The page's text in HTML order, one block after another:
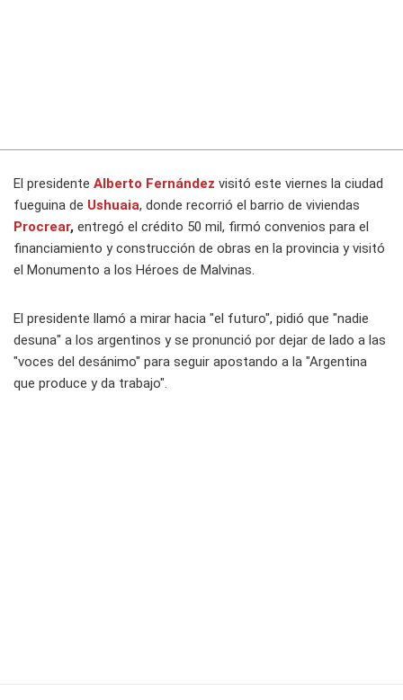
El presidente Alberto Fernández visitó este viernes la ciudad
fueguina de Ushuaia, donde recorrió el barrio de viviendas
Procrear, entregó el crédito 50 mil, firmó convenios para el
financiamiento y construcción de obras en la provincia y visitó
el Monumento a los Héroes de Malvinas.
El presidente llamó a mirar hacia "el futuro", pidió que "nadie
desuna" a los argentinos y se pronunció por dejar de lado a las
"voces del desánimo" para seguir apostando a la "Argentina
que produce y da trabajo".